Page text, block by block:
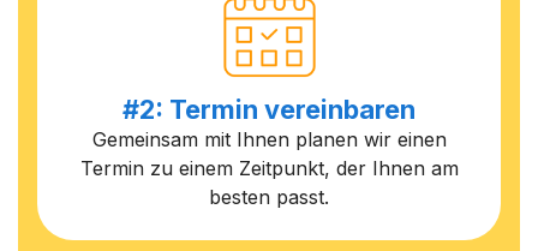
#2: Termin vereinbaren
Gemeinsam mit Ihnen planen wir einen
Termin zu einem Zeitpunkt, der Ihnen am
besten passt.